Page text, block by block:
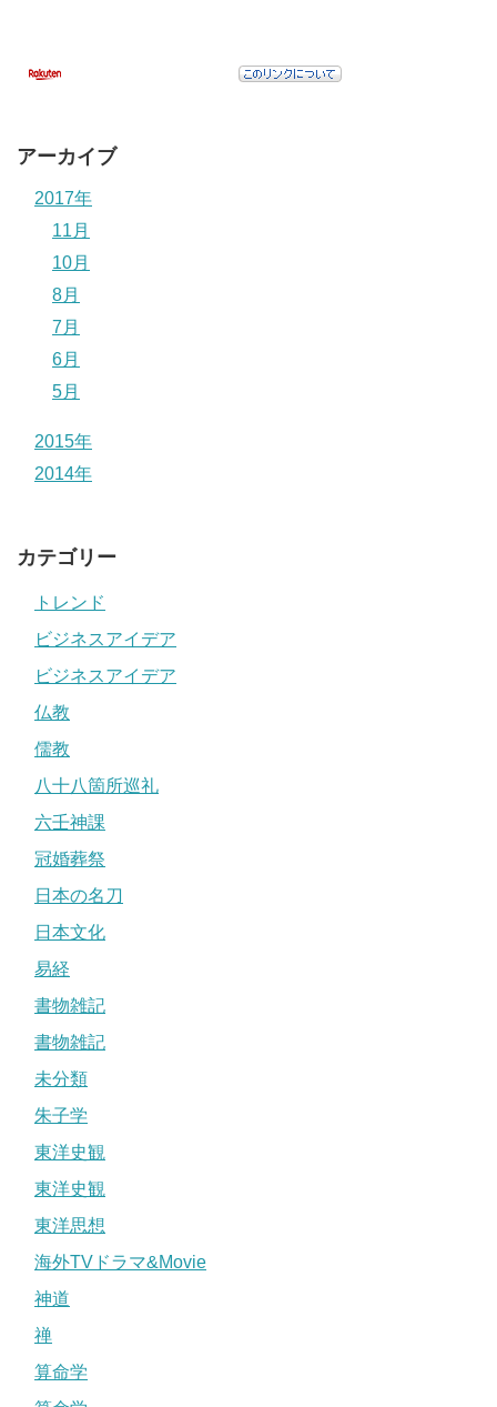
アーカイブ
2017年
11月
10月
8月
7月
6月
5月
2015年
2014年
カテゴリー
トレンド
ビジネスアイデア
ビジネスアイデア
仏教
儒教
八十八箇所巡礼
六壬神課
冠婚葬祭
日本の名刀
日本文化
易経
書物雑記
書物雑記
未分類
朱子学
東洋史観
東洋史観
東洋思想
海外TVドラマ&Movie
神道
禅
算命学